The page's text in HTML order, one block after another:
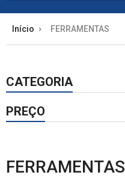
Início FERRAMENTAS
CATEGORIA
PREÇO
FERRAMENTAS